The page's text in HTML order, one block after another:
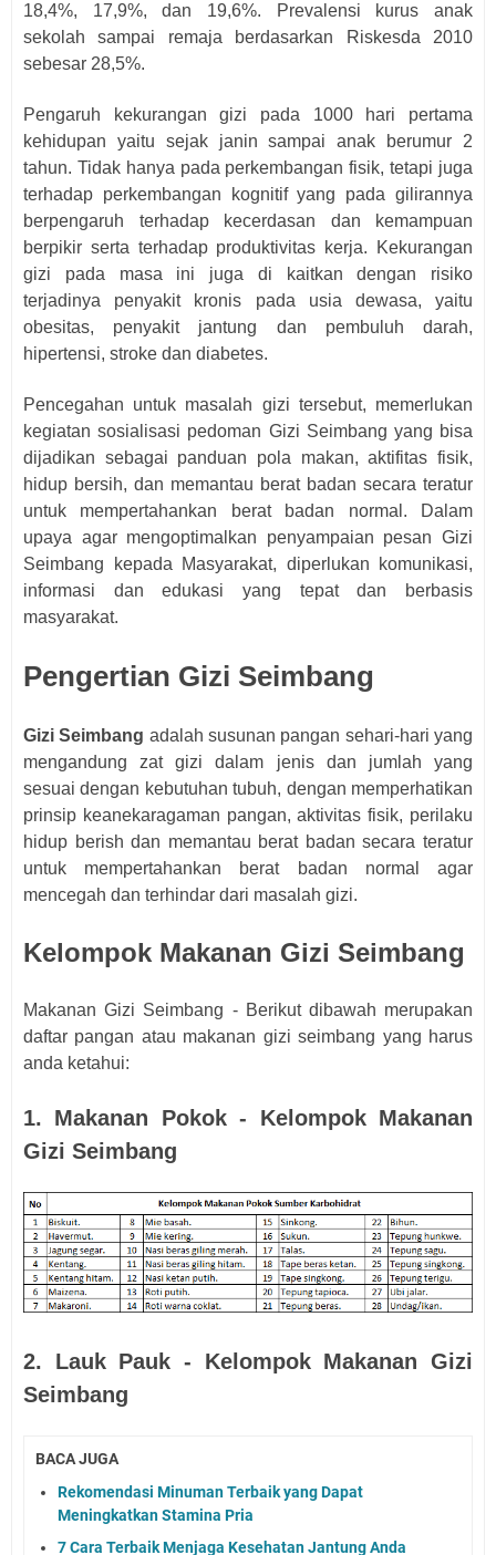
18,4%, 17,9%, dan 19,6%. Prevalensi kurus anak
sekolah sampai remaja berdasarkan Riskesda 2010
sebesar 28,5%.
Pengaruh kekurangan gizi pada 1000 hari pertama
kehidupan yaitu sejak janin sampai anak berumur 2
tahun. Tidak hanya pada perkembangan fisik, tetapi juga
terhadap perkembangan kognitif yang pada gilirannya
berpengaruh terhadap kecerdasan dan kemampuan
berpikir serta terhadap produktivitas kerja. Kekurangan
gizi pada masa ini juga di kaitkan dengan risiko
terjadinya penyakit kronis pada usia dewasa, yaitu
obesitas, penyakit jantung dan pembuluh darah,
hipertensi, stroke dan diabetes.
Pencegahan untuk masalah gizi tersebut, memerlukan
kegiatan sosialisasi pedoman Gizi Seimbang yang bisa
dijadikan sebagai panduan pola makan, aktifitas fisik,
hidup bersih, dan memantau berat badan secara teratur
untuk mempertahankan berat badan normal. Dalam
upaya agar mengoptimalkan penyampaian pesan Gizi
Seimbang kepada Masyarakat, diperlukan komunikasi,
informasi dan edukasi yang tepat dan berbasis
masyarakat.
Pengertian Gizi Seimbang
Gizi Seimbang adalah susunan pangan sehari-hari yang
mengandung zat gizi dalam jenis dan jumlah yang
sesuai dengan kebutuhan tubuh, dengan memperhatikan
prinsip keanekaragaman pangan, aktivitas fisik, perilaku
hidup berish dan memantau berat badan secara teratur
untuk mempertahankan berat badan normal agar
mencegah dan terhindar dari masalah gizi.
Kelompok Makanan Gizi Seimbang
Makanan Gizi Seimbang - Berikut dibawah merupakan
daftar pangan atau makanan gizi seimbang yang harus
anda ketahui:
1. Makanan Pokok - Kelompok Makanan
Gizi Seimbang
2. Lauk Pauk - Kelompok Makanan Gizi
Seimbang
BACA JUGA
Rekomendasi Minuman Terbaik yang Dapat
Meningkatkan Stamina Pria
7 Cara Terbaik Menjaga Kesehatan Jantung Anda